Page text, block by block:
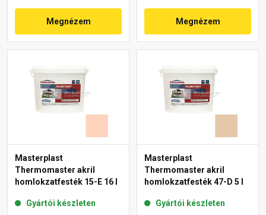
Megnézem Megnézem
Masterplast
Thermomaster akril
homlokzatfesték 15-E 16 l
Gyártói készleten
Masterplast
Thermomaster akril
homlokzatfesték 47-D 5 l
Gyártói készleten